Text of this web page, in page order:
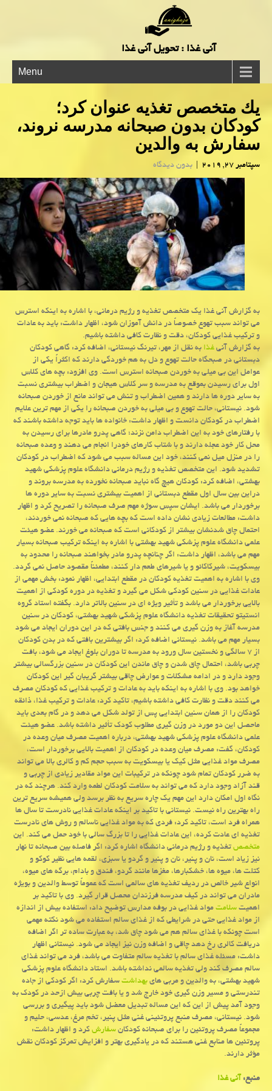
آنی غذا : تحویل آنی غذا
Menu
یك متخصص تغذیه عنوان كرد؛
كودكان بدون صبحانه مدرسه نروند،
سفارش به والدین
سپتامبر 27, 2019 | بدون دیدگاه
به گزارش آنی غذا یك متخصص تغذیه و رژیم درمانی، با اشاره به اینكه استرس
می تواند سبب تهوع خصوصاً در دانش آموزان شود، اظهار داشت: باید به عادات
و تركیب غذایی كودكان، دقت و نظارت كافی داشته باشیم.
به گزارش آنیغذابه نقل از مهر، تیرنگ نیستانی، اضافه كرد: گاهی كودكان
دبستانی در صبحگاه حالت تهوع و دل به هم خوردگی دارند كه اكثراً یكی از
عوامل این بی میلی به خوردن صبحانه استرس است. وی افزود: بچه های كلاس
اول برای رسیدن بموقع به مدرسه و سر كلاس هیجان و اضطراب بیشتری نسبت
به سایر دوره ها دارند و همین اضطراب و تنش می تواند مانع از خوردن صبحانه
شود. نیستانی، حالت تهوع و بی میلی به خوردن صبحانه را یكی از مهم ترین علایم
اضطراب در كودكان دانست و اظهار داشت: خانواده ها باید توجه داشته باشند كه
با رفتارهای خود به این اضطراب دامن نزند؛ گاهی پدرو مادرها برای رسیدن به
محل كار خود عجله دارند و با شتاب كارهای خودرا انجام می دهند و وعده صبحانه
را در منزل میل نمی كنند، خود این مساله سبب می شود كه اضطراب در كودكان
تشدید شود. این متخصص تغذیه و رژیم درمانی دانشگاه علوم پزشكی شهید
بهشتی، اضافه كرد: كودكان هیچ گاه نباید صبحانه نخورده به مدرسه بروند و
دراین بین سال اول مقطع دبستانی از اهمیت بیشتری نسبت به سایر دوره ها
برخوردار می باشد. ایشان سپس سوژه مهم صرف صبحانه را تصریح كرد و اظهار
داشت: مطالعات زیادی نشان داده است كه بچه هایی كه صبحانه نمی خوردند،
احتمال چاق شدنشان بیشتر از كودكانی است كه صبحانه می خورند. عضو هیئت
علمی دانشگاه علوم پزشكی شهید بهشتی با اشاره به اینكه تركیب صبحانه بسیار
مهم می باشد، اظهار داشت: اگر چنانچه پدرو مادر بخواهند صبحانه را محدود به
بیسكویت، شیركاكائو و یا شیرهای طعم دار كنند، مطمئناً مقصود حاصل نمی گردد.
وی با اشاره به اهمیت تغذیه كودكان در مقطع ابتدایی، اظهار نمود: بخش مهمی از
عادات غذایی در سنین كودكی شكل می گیرد و تغذیه در دوره كودكی از اهمیت
بالایی برخوردار می باشد و تأثیر ویژه ای در سنین بالاتر دارد. بگفته استاد گروه
انستیتو تحقیقات تغذیه دانشگاه علوم پزشكی شهید بهشتی، كودكان در سنین
مدرسه آغاز به وزن گیری می كنند و جنس بافتی كه در این دوران ایجاد می شود
بسیار مهم می باشد. نیستانی اضافه كرد: اگر بیشترین بافتی كه در بدن كودكان
از ۷ سالگی و نخستین سال ورود به مدرسه تا دوران بلوغ ایجاد می شود، بافت
چربی باشد، احتمال چاق شدن و چاق ماندن این كودكان در سنین بزرگسالی بیشتر
وجود دارد و در ادامه مشكلات و عوارض چاقی بیشتر گریبان گیر این كودكان
خواهد بود. وی با اشاره به اینكه باید به عادات و تركیب غذایی كه كودكان مصرف
می كنند دقت و نظارت كافی داشته باشیم، تاكید كرد: عادات و تركیب غذا، ذائقه
كودكان را از همان سنین ابتدایی پس از تولد شكل می دهد و در گام بعدی باید
ماحصل این دو مورد در وزن گیری مطلوب كودك تأثیر داشته باشد. عضو هیئت
علمی دانشگاه علوم پزشكی شهید بهشتی، درباره اهمیت مصرف میان وعده در
كودكان، گفت: مصرف میان وعده در كودكان از اهمیت بالایی برخوردار است،
مصرف مواد غذایی مثل كیك یا بیسكویت به سبب حجم كم و كالری بالا می تواند
به ضرر كودكان تمام شود چونكه در تركیبات این مواد مقادیر زیادی از چربی و
قند آزاد وجود دارد كه می تواند به سلامت كودكان لطمه وارد كند. هرچند كه در
نگاه اول امكان دارد این مهم یك چاره سریع به نظر برسد ولی همیشه سریع ترین
راه بهترین راه نیست. نیستانی با تاكید بر اینكه عادات غذایی نادرست تا سال ها
همراه فرد است، تاكید كرد: فردی كه به مواد غذایی ناسالم و روش های نادرست
تغذیه ای عادت كرده، این عادات غذایی را تا بزرگ سالی با خود حمل می كند. این
متخصصتغذیه و رژیم درمانی دانشگاه اشاره كرد: اگر فاصله بین صبحانه تا نهار
نیز زیاد است، نان و پنیر، نان و پنیر و گردو یا سبزی، لقمه هایی نظیر كوكو و
كتلت ها، میوه ها، خشكبارها، مغزها مانند گردو، فندق و بادام، برگه های میوه،
انواع شیر خالص در ردیف تغذیه های سالمی است كه عموماً توسط والدین و بویژه
مادران می تواند در كیف مدرسه فرزندان محصل قرار گیرد. وی با تاكید بر
اهمیتسلامتمواد غذایی در بوفه مدارس توضیح داد: استفاده بیش از اندازه
از مواد غذایی حتی در شرایطی كه از غذای سالم استفاده می شود نكته مهمی
است چونكه با غذای سالم هم می شود چاق شد، به عبارت ساده تر اگر اضافه
دریافت كالری رخ دهد چاقی و اضافه وزن نیز ایجاد می شود. نیستانی اظهار
داشت: مسئله غذای سالم با تغذیه سالم متفاوت می باشد، فرد می تواند غذای
سالم مصرف كند ولی تغذیه سالمی نداشته باشد. استاد دانشگاه علوم پزشكی
شهید بهشتی، به والدین و مربی هایبهداشتسفارش كرد: اگر كودكی از جاده
تندرستی و مسیر وزن گیری خود خارج شد و یا بافت چربی بیش ازحد در كودك به
وجود آمد پیش از این كه این مساله تبدیل معضل شود باید پیگیری و بررسی
شود. نیستانی، مصرف منبع پروتئینی غنی مثل پنیر، تخم مرغ، عدسی، حلیم و
مجموعاً مصرف پروتئین را برای صبحانه كودكانسفارشكرد و اظهار داشت:
پروتئین ها منابع غنی هستند كه در یادگیری بهتر و افزایش تمركز كودكان نقش
مؤثر دارند.
منبع:آنی غذا